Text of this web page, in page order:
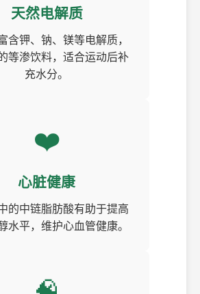
天然电解质
含钾、钠、镁等电解质，
等渗饮料，适合运动后补
充水分。
❤️
心脏健康
的中链脂肪酸有助于提高
水平，维护心血管健康。